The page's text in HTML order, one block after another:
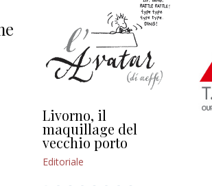
Livorno, il
maquillage del
vecchio porto
Editoriale